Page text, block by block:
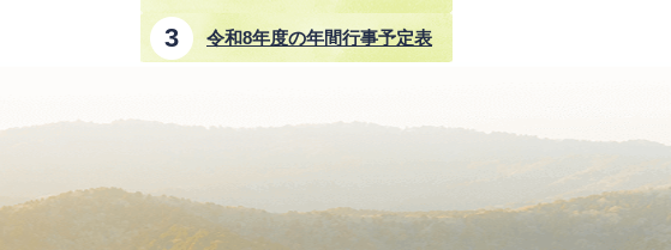
令和8年度の年間行事予定表